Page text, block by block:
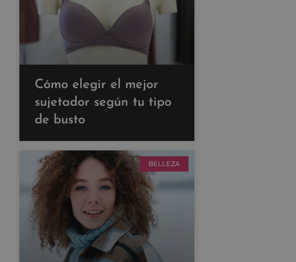
Cómo elegir el mejor
sujetador según tu tipo
de busto
BELLEZA